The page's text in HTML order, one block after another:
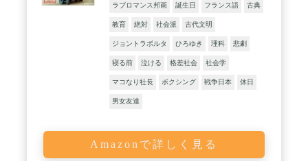
ラブロマンス邦画 誕生日 フランス語 古典
教育 絶対 社会派 古代文明
ジョントラボルタ ひろゆき 理科 悲劇
寝る前 泣ける 格差社会 社会学
マコなり社長 ボクシング 戦争日本 休日
男女友達
Amazonで詳しく見る